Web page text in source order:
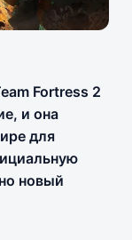
Fortress 2
и она
для
новый